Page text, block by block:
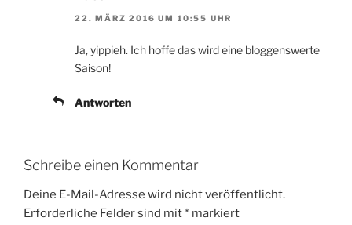
22. MÄRZ 2016 UM 10:55 UHR
Ja, yippieh. Ich hoffe das wird eine bloggenswerte
Saison!
Antworten
Schreibe einen Kommentar
Deine E-Mail-Adresse wird nicht veröffentlicht.
Erforderliche Felder sind mit* markiert